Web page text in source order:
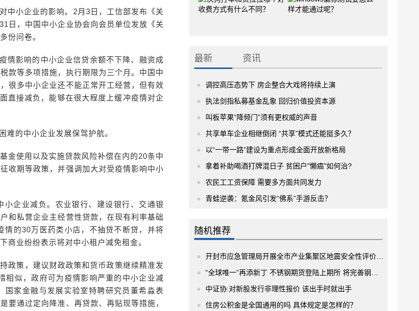
中小企业的影响。2月3日，工信部发布《关
日，中国中小企业协会向会员单位发放《关
份问卷。
情影响的中小企业信贷余额不下降、融资成
款等多项措施，执行期限为三个月。中国中
很多中小企业还不能正常开工经营，但有效
直接减负，能够在很大程度上缓冲疫情对企
难的中小企业发展保驾护航。
金使用以及实施贷款风险补偿在内的20条中
收期等政策，并强调加大对受疫情影响中小
企业减负。农业银行、建设银行、交通银
和私营企业主经营性贷款，在现有利率基础
情的30万医药类小店，不抽贷不断贷，并将
商业纷纷表示将对中小租户减免租金。
政策，建议财政政策和货币政策继续精准发
相似，政府可为疫情影响严重的中小企业减
家金融与发展实验室特聘研究员董希淼表
要通过定向降准、再贷款、再贴现等措施，
最新 资讯
调控高压态势下 房企整合大戏将持续上演
执法剑指私募基金乱象 回归价值投资本源
叫板苹果“降频门”须有更权威的声音
共享单车企业相继倒闭 “共享”模式还能挺多久？
以“一带一路”建设为重点形成全面开放新格局
拿着补助喝酒打牌混日子 贫困户"懒癌"如何治?
农民工工资保障 需要多方面共同发力
青蛙逆袭：氪金风引发“佛系”手游反击？
随机推荐
开封市应急管理局开展全市产业集聚区地震安全性评价区域评估工作检查
“全球唯一”再添新丁 不锈钢期货登陆上期所 将完善钢材期货链条
中证协:对新股发行非理性报价 该出手时就出手
住房公积金是全国通用的吗 具体规定是怎样的？